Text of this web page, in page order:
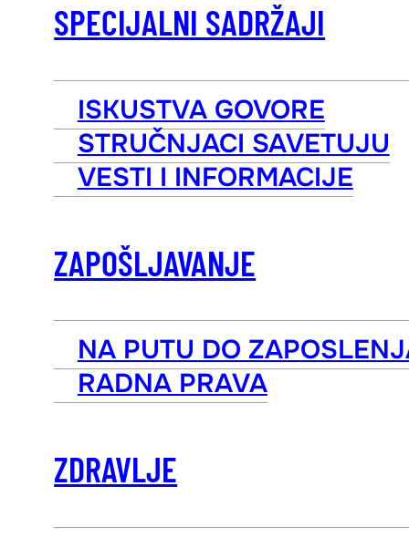
SPECIJALNI SADRŽAJI
ISKUSTVA GOVORE
STRUČNJACI SAVETUJU
VESTI I INFORMACIJE
ZAPOŠLJAVANJE
NA PUTU DO
RADNA PRAVA
ZDRAVLJE